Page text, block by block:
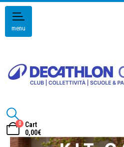
menu
0
Cart
0,00€